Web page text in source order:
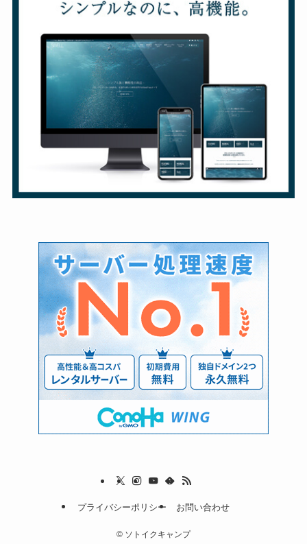
プライバシーポリシー お問い合わせ
© ソトイクキャンプ